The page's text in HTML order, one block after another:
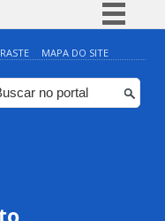
Simplifique!
Comunica BR
Participe
MAPA DO SITE